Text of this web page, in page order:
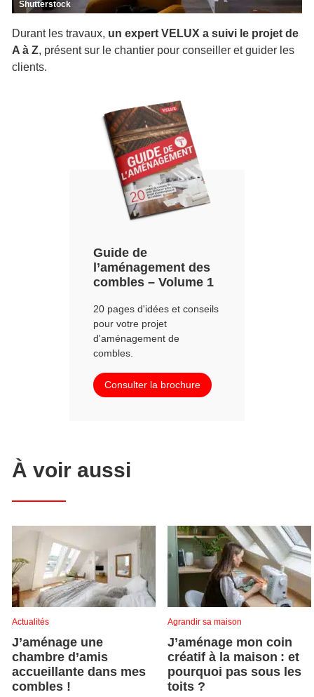
Shutterstock
Durant les travaux, un expert VELUX a suivi le projet de
A à Z, présent sur le chantier pour conseiller et guider les
clients.
Guide de
l’aménagement des
combles – Volume 1
20 pages d'idées et conseils
pour votre projet
d'aménagement de
combles.
Consulter la brochure
À voir aussi
Actualités
J’aménage une
chambre d’amis
accueillante dans mes
combles !
Agrandir sa maison
J’aménage mon coin
créatif à la maison : et
pourquoi pas sous les
toits ?